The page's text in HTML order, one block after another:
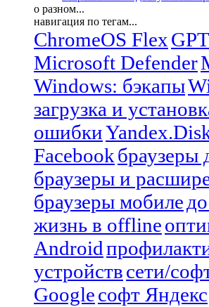
о разном...
навигация по тегам...
ChromeOS Flex
Microsoft Defender
Windows: бэкапы
загрузка и
ошибки
Facebookбраузеры
браузеры и
браузеры мобиле
жизнь в offline
Android
устройствсети/
Googleсофт Яндекс